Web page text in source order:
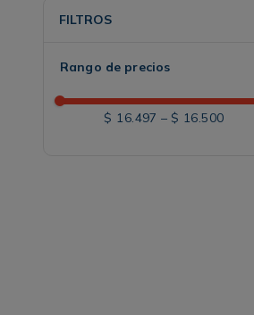
FILTROS
Rango de precios
$ 16.497 – $ 16.500